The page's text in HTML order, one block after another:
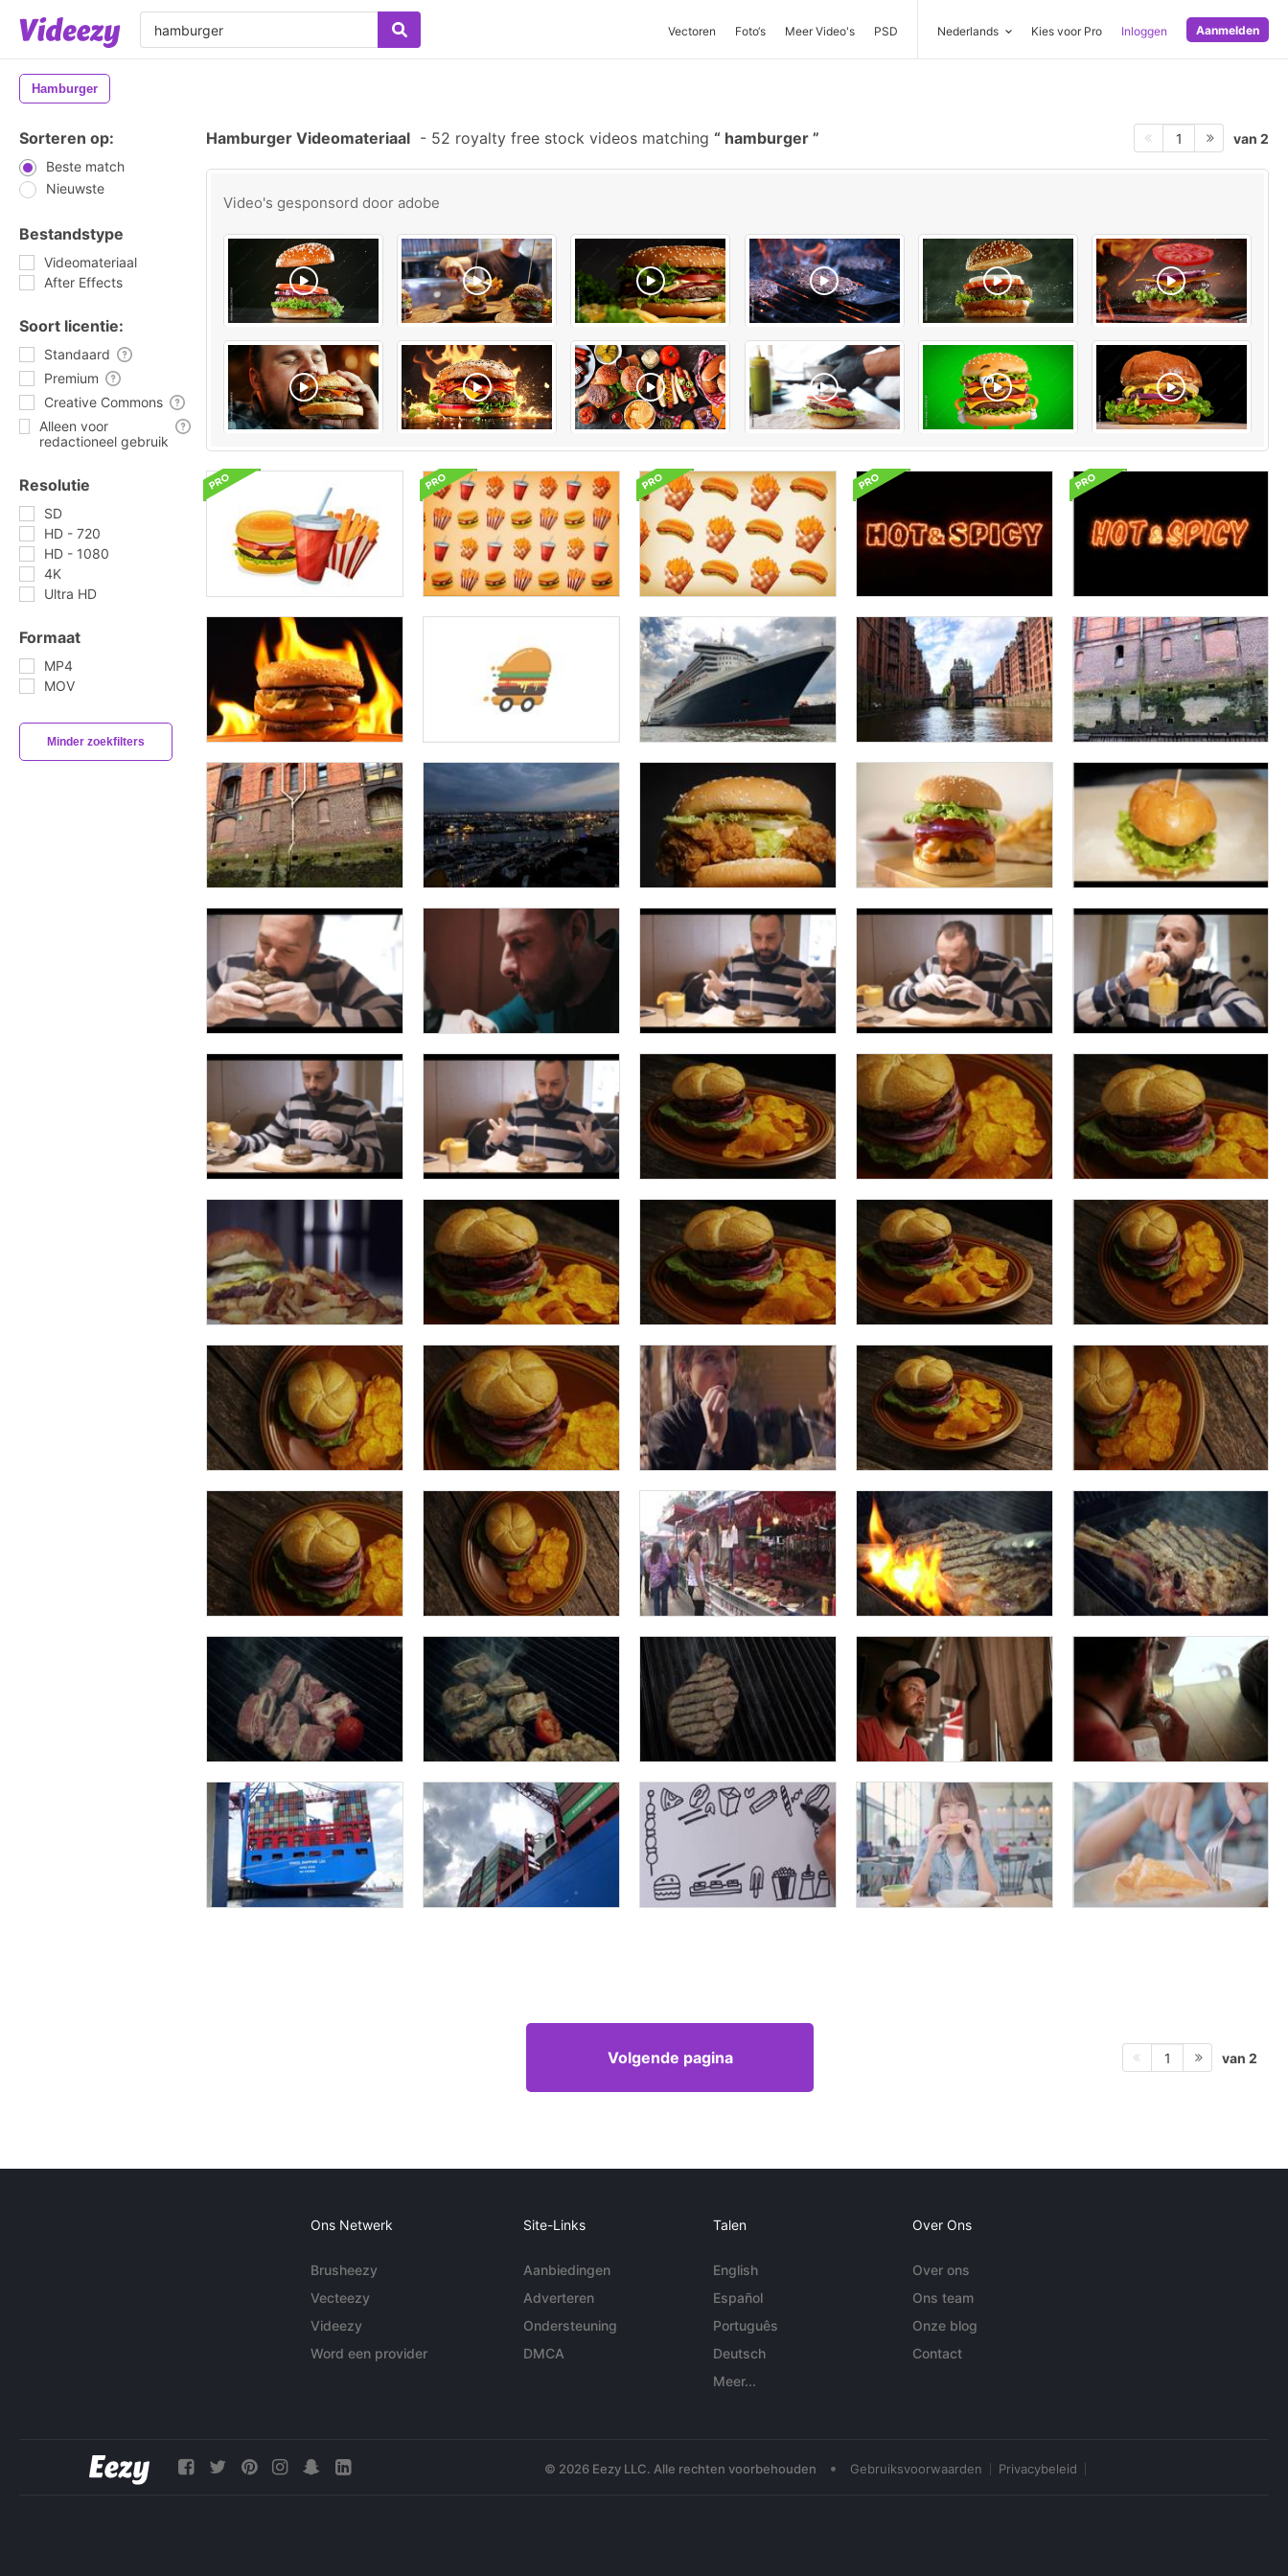
Vectoren Foto‘s Meer Video's PSD Nederlands Kies voor Pro Inloggen Aanmelden
Hamburger
Sorteren op:
Beste match
Nieuwste
Bestandstype
Videomateriaal
After Effects
Soort licentie:
Standaard
Premium
Creative Commons
Alleen voor
redactioneel gebruik
Resolutie
SD
HD - 720
HD - 1080
4K
Ultra HD
Formaat
MP4
MOV
Minder zoekfilters
Hamburger Videomateriaal - 52 royalty free stock videos matching hamburger 1 van 2
Video's gesponsord door adobe
Volgende pagina 1 van 2
Ons Netwerk
Brusheezy
Vecteezy
Videezy
Word een provider
Site-Links
Aanbiedingen
Adverteren
Ondersteuning
DMCA
Talen
English
Español
Português
Deutsch
Meer...
Over Ons
Over ons
Ons team
Onze blog
Contact
© 2026 Eezy LLC. Alle rechten voorbehouden • Gebruiksvoorwaarden Privacybeleid